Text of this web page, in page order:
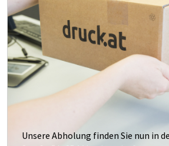
Unsere Abholung finden Sie nun in